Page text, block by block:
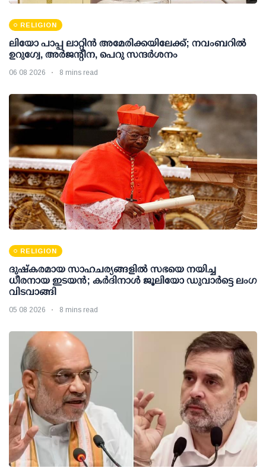
RELIGION
ലിയോ പാപ്പ ലാറ്റിൻ അമേരിക്കയിലേക്ക്; നവംബറിൽ
ഉറുഗ്വേ, അർജന്റീന, പെറു സന്ദർശനം
06 08 2026 8 mins read
RELIGION
ദുഷ്കരമായ സാഹചര്യങ്ങളിൽ സഭയെ നയിച്ച
ധീരനായ ഇടയൻ; കർദിനാൾ ജൂലിയോ ഡുവാർട്ടെ ലംഗ
വിടവാങ്ങി
05 08 2026 8 mins read